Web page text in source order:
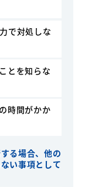
で対処しな
とを知らな
時間がかか
る場合、他の
い事項として